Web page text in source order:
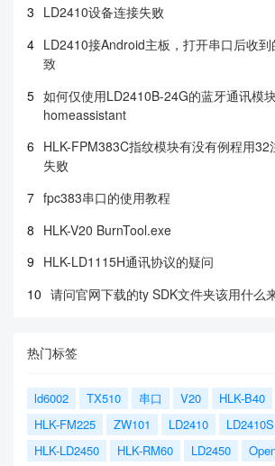
3 LD2410设备连接失败
4 LD2410接Android主板，打开串口后收
致
5 如何仅使用LD2410B-24G的蓝牙通讯模
homeassistant
6 HLK-FPM383C指纹模块有没有例程用32
失败
7 fpc383串口的使用教程
8 HLK-V20 BurnTool.exe
9 HLK-LD1115H通讯协议的疑问
10 请问官网下载的ty SDK文件夹该用什么
热门标签
ld6002 TX510 串口 V20 HLK-B40
HLK-FM225
ZW101 LD2410 LD2410S
HLK-LD2450
HLK-RM60 LD2450